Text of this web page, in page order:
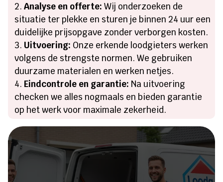
Analyse en offerte: Wij onderzoeken de
situatie ter plekke en sturen je binnen 24 uur een
duidelijke prijsopgave zonder verborgen kosten.
Uitvoering: Onze erkende loodgieters werken
volgens de strengste normen. We gebruiken
duurzame materialen en werken netjes.
Eindcontrole en garantie: Na uitvoering
checken we alles nogmaals en bieden garantie
op het werk voor maximale zekerheid.
Heeft u een lekkage of een
verstopping?